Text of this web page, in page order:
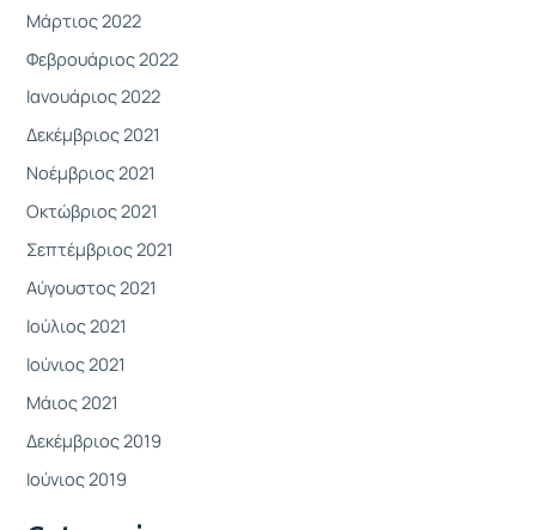
Μάρτιος 2022
Φεβρουάριος 2022
Ιανουάριος 2022
Δεκέμβριος 2021
Νοέμβριος 2021
Οκτώβριος 2021
Σεπτέμβριος 2021
Αύγουστος 2021
Ιούλιος 2021
Ιούνιος 2021
Μάιος 2021
Δεκέμβριος 2019
Ιούνιος 2019